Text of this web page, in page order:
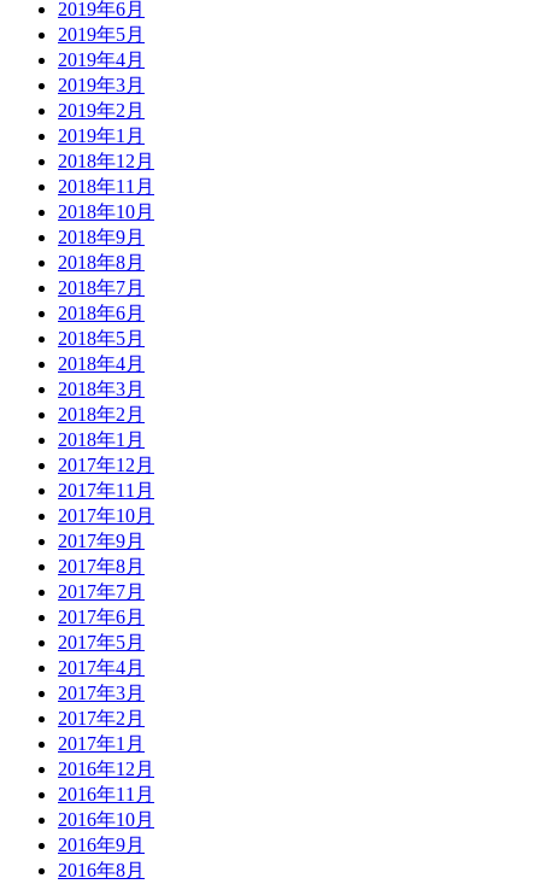
2019年6月
2019年5月
2019年4月
2019年3月
2019年2月
2019年1月
2018年12月
2018年11月
2018年10月
2018年9月
2018年8月
2018年7月
2018年6月
2018年5月
2018年4月
2018年3月
2018年2月
2018年1月
2017年12月
2017年11月
2017年10月
2017年9月
2017年8月
2017年7月
2017年6月
2017年5月
2017年4月
2017年3月
2017年2月
2017年1月
2016年12月
2016年11月
2016年10月
2016年9月
2016年8月